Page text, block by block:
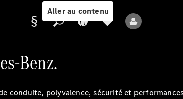
Aller au contenu
des
Benz.
conduite, polyvalence, sécurité et